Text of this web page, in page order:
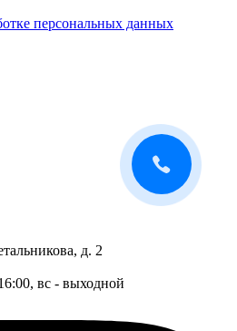
персональных данных
д. 2
вс - выходной